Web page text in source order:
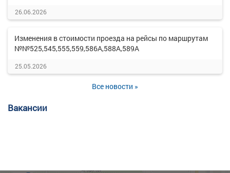
26.06.2026
Изменения в стоимости проезда на рейсы по маршрутам
№№525,545,555,559,586А,588А,589А
25.05.2026
Все новости »
Вакансии